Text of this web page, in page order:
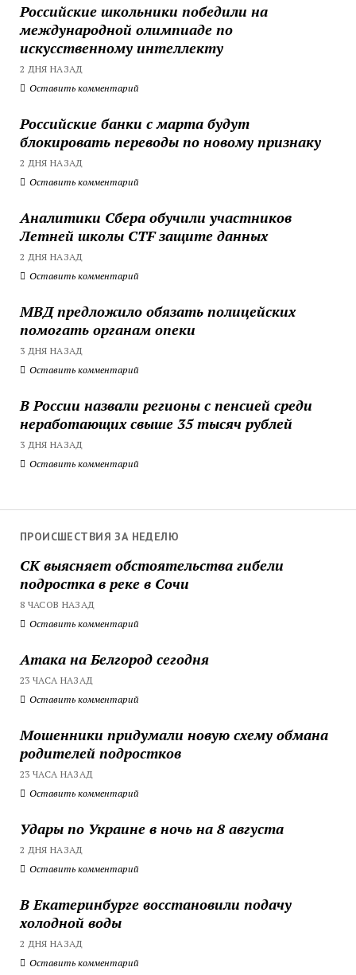
Российские школьники победили на
международной олимпиаде по
искусственному интеллекту
2 ДНЯ НАЗАД
Оставить комментарий
Российские банки с марта будут
блокировать переводы по новому признаку
2 ДНЯ НАЗАД
Оставить комментарий
Аналитики Сбера обучили участников
Летней школы CTF защите данных
2 ДНЯ НАЗАД
Оставить комментарий
МВД предложило обязать полицейских
помогать органам опеки
3 ДНЯ НАЗАД
Оставить комментарий
В России назвали регионы с пенсией среди
неработающих свыше 35 тысяч рублей
3 ДНЯ НАЗАД
Оставить комментарий
ПРОИСШЕСТВИЯ ЗА НЕДЕЛЮ
СК выясняет обстоятельства гибели
подростка в реке в Сочи
8 ЧАСОВ НАЗАД
Оставить комментарий
Атака на Белгород сегодня
23 ЧАСА НАЗАД
Оставить комментарий
Мошенники придумали новую схему обмана
родителей подростков
23 ЧАСА НАЗАД
Оставить комментарий
Удары по Украине в ночь на 8 августа
2 ДНЯ НАЗАД
Оставить комментарий
В Екатеринбурге восстановили подачу
холодной воды
2 ДНЯ НАЗАД
Оставить комментарий